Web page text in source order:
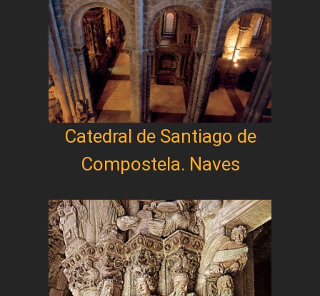
Catedral de Santiago de
Compostela. Naves